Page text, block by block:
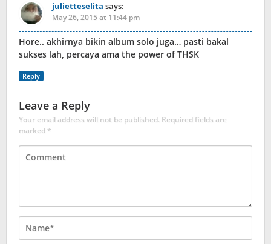
julietteselita says:
May 26, 2015 at 11:44 pm
Hore.. akhirnya bikin album solo juga… pasti bakal
sukses lah, percaya ama the power of THSK
Reply
Leave a Reply
Your email address will not be published. Required fields are
marked*